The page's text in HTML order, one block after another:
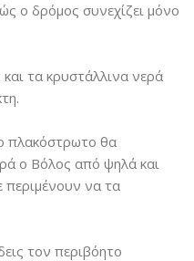
ο δρόμος συνεχίζει μόνο
τα κρυστάλλινα νερά
πλακόστρωτο θα
ο Βόλος από ψηλά και
περιμένουν να τα
τον περιβόητο